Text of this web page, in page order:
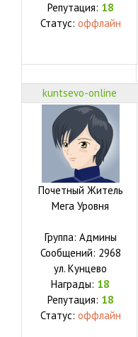
Репутация: 18
Статус: оффлайн
kuntsevo-online
Почетный Житель
Мега Уровня
Группа: Админы
Сообщений: 2968
ул. Кунцево
Награды: 18
Репутация: 18
Статус: оффлайн